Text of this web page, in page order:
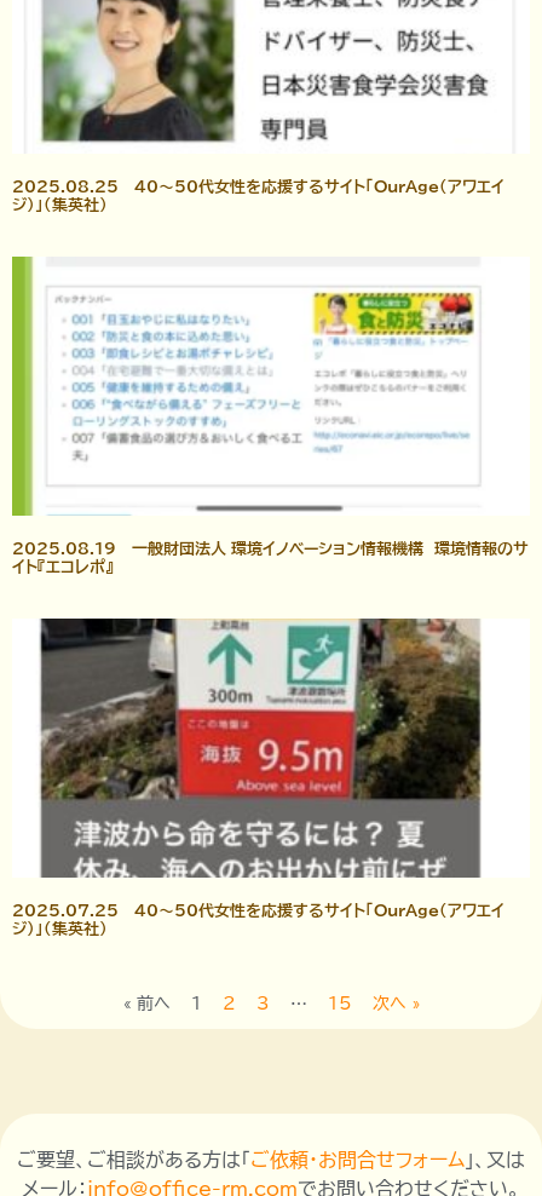
2025.08.25 40～50代女性を応援するサイト「OurAge（アワエイ
ジ）」（集英社）
2025.08.19 一般財団法人 環境イノベーション情報機構 環境情報のサ
イト『エコレポ』
2025.07.25 40～50代女性を応援するサイト「OurAge（アワエイ
ジ）」（集英社）
« 前へ 1 2 3 … 15 次へ »
ご要望、ご相談がある方は「 ご依頼・お問合せフォーム 」、又は
メール： info@office-rm.comでお問い合わせください。